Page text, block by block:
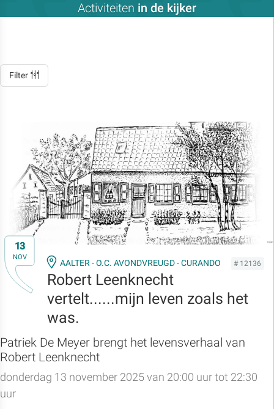
Activiteiten in de kijker
Filter
13
NOV
AALTER - O.C. AVONDVREUGD - CURANDO # 12136
Robert Leenknecht
vertelt......mijn leven zoals het
was.
Patriek De Meyer brengt het levensverhaal van
Robert Leenknecht
donderdag 13 november 2025 van 20:00 uur tot 22:30
uur